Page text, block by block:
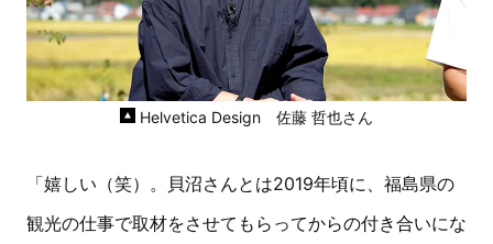
Helvetica Design 佐藤 哲也さん
「嬉しい（笑）。貝沼さんとは2019年頃に、福島県の
観光の仕事で取材をさせてもらってからの付き合いにな